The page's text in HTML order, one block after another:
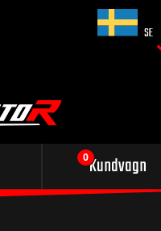
SE
Kundvagn
Sportigt avgassystem
för din motorcykel